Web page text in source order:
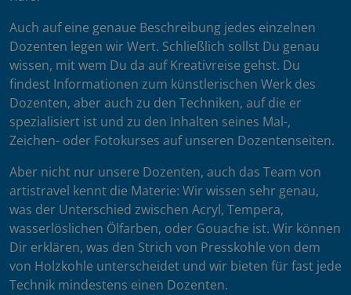
Auch auf eine genaue Beschreibung jedes einzelnen
Dozenten legen wir Wert. Schließlich sollst Du genau
wissen, mit wem Du da auf Kreativreise gehst. Du
findest Informationen zum künstlerischen Werk des
Dozenten, aber auch zu den Techniken, auf die er
spezialisiert ist und zu den Inhalten seines Mal-,
Zeichen- oder Fotokurses auf unseren Dozentenseiten.
Aber nicht nur unsere Dozenten, auch das Team von
artistravel kennt die Materie: Wir wissen sehr genau,
was der Unterschied zwischen Acryl, Tempera,
wasserlöslichen Ölfarben, oder Gouache ist. Wir können
Dir erklären, was den Strich von Presskohle von dem
von Holzkohle unterscheidet und wir bieten für fast jede
Technik mindestens einen Dozenten.